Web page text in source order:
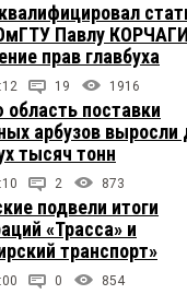
Павлу
прав главбуха
19 1916
поставки
арбузов выросли
тысяч тонн
2 873
подвели итоги
«Трасса» и
транспорт»
0 854